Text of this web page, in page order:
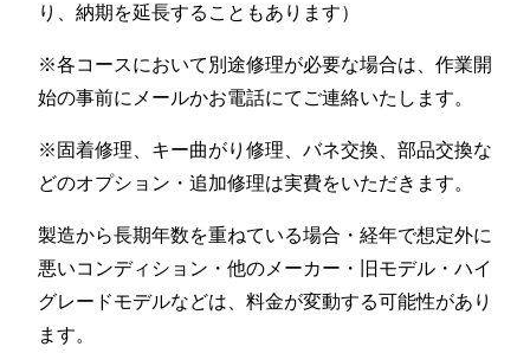
り、納期を延長することもあります）
※各コースにおいて別途修理が必要な場合は、作業開
始の事前にメールかお電話にてご連絡いたします。
※固着修理、キー曲がり修理、バネ交換、部品交換な
どのオプション・追加修理は実費をいただきます。
製造から長期年数を重ねている場合・経年で想定外に
悪いコンディション・他のメーカー・旧モデル・ハイ
グレードモデルなどは、料金が変動する可能性があり
ます。